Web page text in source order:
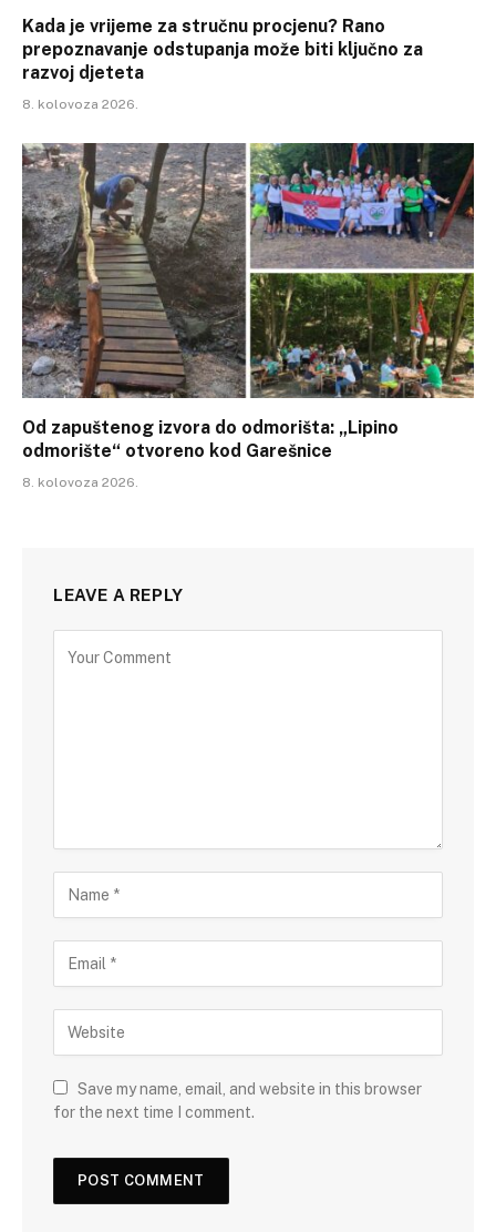
Kada je vrijeme za stručnu procjenu? Rano
prepoznavanje odstupanja može biti ključno za
razvoj djeteta
8. kolovoza 2026.
Od zapuštenog izvora do odmorišta: „Lipino
odmorište“ otvoreno kod Garešnice
8. kolovoza 2026.
LEAVE A REPLY
Save my name, email, and website in this browser
for the next time I comment.